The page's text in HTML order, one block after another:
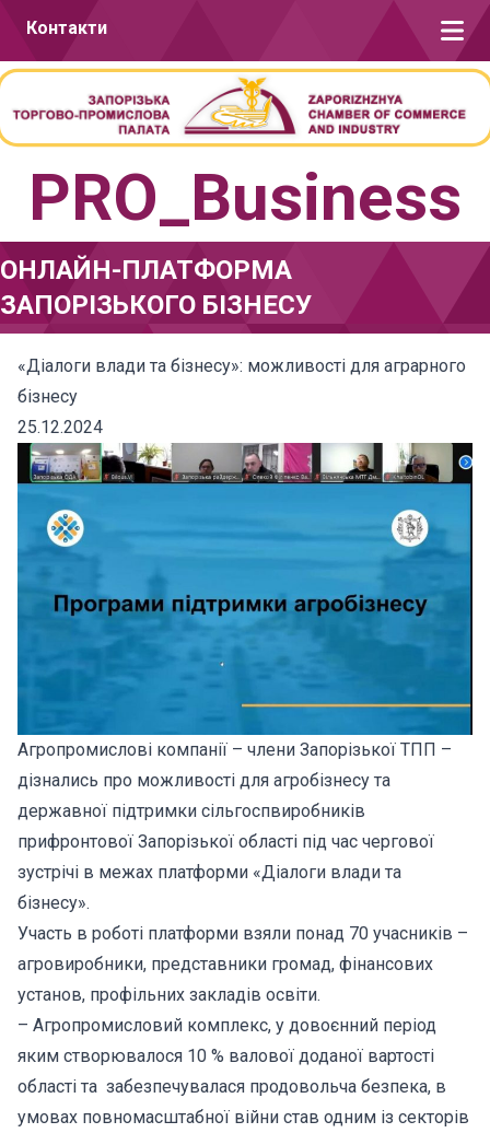
Контакти
PRO_Business
ОНЛАЙН-ПЛАТФОРМА
ЗАПОРІЗЬКОГО БІЗНЕСУ
«Діалоги влади та бізнесу»: можливості для аграрного
бізнесу
25.12.2024
Агропромислові компанії – члени Запорізької ТПП –
дізнались про можливості для агробізнесу та
державної підтримки сільгоспвиробників
прифронтової Запорізької області під час чергової
зустрічі в межах платформи «Діалоги влади та
бізнесу».
Участь в роботі платформи взяли понад 70 учасників –
агровиробники, представники громад, фінансових
установ, профільних закладів освіти.
– Агропромисловий комплекс, у довоєнний період
яким створювалося 10 % валової доданої вартості
області та забезпечувалася продовольча безпека, в
умовах повномасштабної війни став одним із секторів